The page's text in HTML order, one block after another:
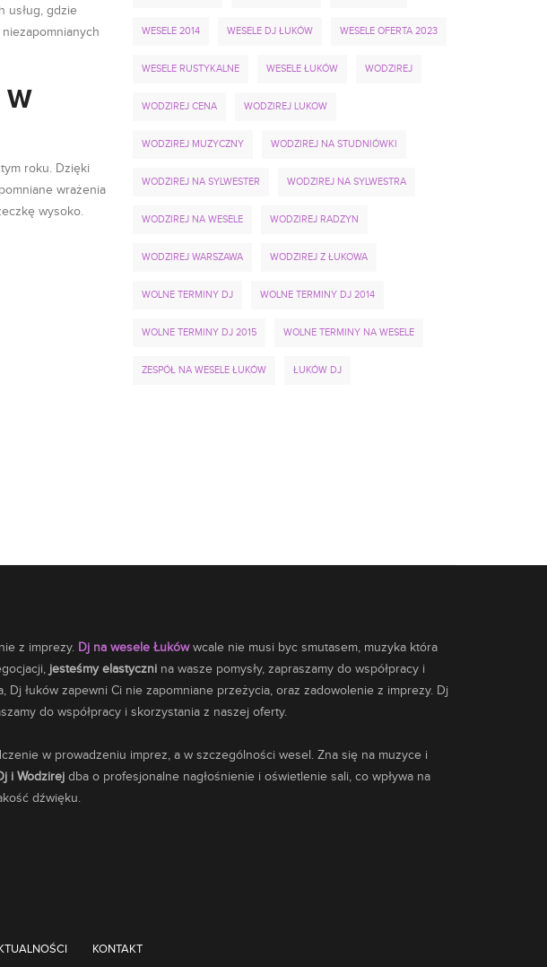
usług, gdzie
W
roku. Dzięki
wrażenia
wysoko.
WESELE 2014 WESELE DJ ŁUKÓW WESELE OFERTA 2023
WESELE RUSTYKALNE WESELE ŁUKÓW WODZIREJ
WODZIREJ CENA WODZIREJ LUKOW
WODZIREJ MUZYCZNY WODZIREJ NA STUDNIÓWKI
WODZIREJ NA SYLWESTER WODZIREJ NA SYLWESTRA
WODZIREJ NA WESELE WODZIREJ RADZYN
WODZIREJ WARSZAWA WODZIREJ Z ŁUKOWA
WOLNE TERMINY DJ WOLNE TERMINY DJ 2014
WOLNE TERMINY DJ 2015 WOLNE TERMINY NA WESELE
ZESPÓŁ NA WESELE ŁUKÓW ŁUKÓW DJ
z imprezy. Dj na wesele Łukówwcale nie musi byc smutasem, muzyka która
jesteśmy elastyczni na wasze pomysły, zapraszamy do współpracy i
łuków zapewni Ci nie zapomniane przeżycia, oraz zadowolenie z imprezy. Dj
do współpracy i skorzystania z naszej oferty.
w prowadzeniu imprez, a w szczególności wesel. Zna się na muzyce i
i Wodzirej dba o profesjonalne nagłośnienie i oświetlenie sali, co wpływa na
dźwięku.
KONTAKT